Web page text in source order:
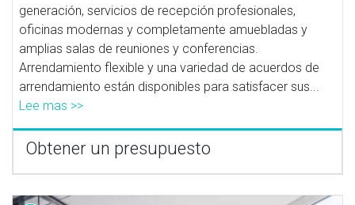
generación, servicios de recepción profesionales,
oficinas modernas y completamente amuebladas y
amplias salas de reuniones y conferencias.
Arrendamiento flexible y una variedad de acuerdos de
arrendamiento están disponibles para satisfacer sus...
Lee mas >>
Obtener un presupuesto